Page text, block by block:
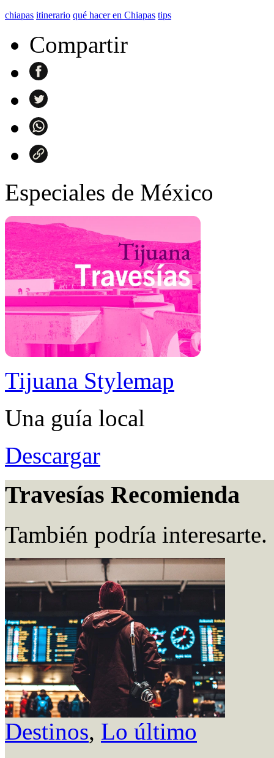
chiapas itinerario qué hacer en Chiapas tips
Compartir
Especiales de México
Tijuana Stylemap
Una guía local
Descargar
Travesías Recomienda
También podría interesarte.
Destinos, Lo último